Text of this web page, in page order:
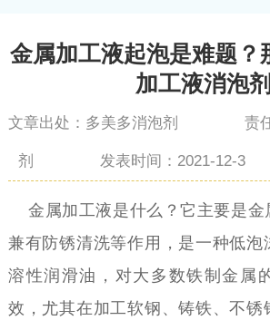
金属加工液起泡是难题？
加工液消泡剂
文章出处：多美多消泡剂 责任
剂 发表时间：2021-
金属加工液是什么？它主要是金
兼有防锈清洗等作用，是一种低泡
溶性润滑油，对大多数铁制金属
效，尤其在加工软钢、铸铁、不锈